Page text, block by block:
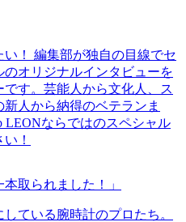
！ 編集部が独自の目線でセ
オリジナルインタビューを
す。芸能人から文化人、ス
人から納得のベテランま
LEONならではのスペシャル
！
取られました！」
ている腕時計のプロたち。